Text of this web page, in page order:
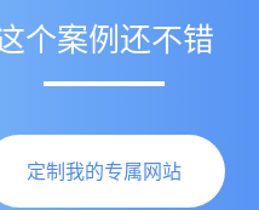
个案例还不错
定制我的专属网站